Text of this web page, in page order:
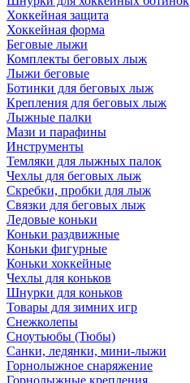
Хоккейная защита
Хоккейная форма
Беговые лыжи
Комплекты беговых лыж
Лыжи беговые
Ботинки для беговых лыж
Крепления для беговых лыж
Лыжные палки
Мази и парафины
Инструменты
Темляки для лыжных палок
Чехлы для беговых лыж
Скребки, пробки для лыж
Связки для беговых лыж
Ледовые коньки
Коньки раздвижные
Коньки фигурные
Коньки хоккейные
Чехлы для коньков
Шнурки для коньков
Товары для зимних игр
Снежколепы
Сноутьюбы (Тюбы)
Санки, ледянки, мини-лыжи
Горнолыжное снаряжение
Горнолыжные крепления